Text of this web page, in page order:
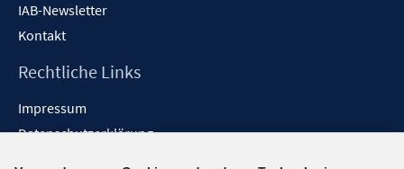
IAB-Newsletter
Kontakt
Rechtliche Links
Impressum
Datenschutzerklärung